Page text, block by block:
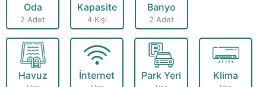
Oda
2 Adet
Kapasite
4 Kişi
Banyo
2 Adet
Havuz İnternet Park Yeri Klima